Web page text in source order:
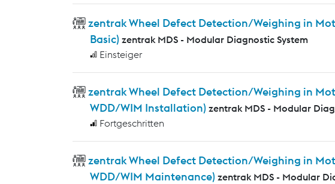
zentrak Wheel Defect Detection/Weighing in
Basic) zentrak MDS - Modular Diagnostic System
Einsteiger
zentrak Wheel Defect Detection/Weighing in
WDD/WIM Installation) zentrak MDS - Modular
Fortgeschritten
zentrak Wheel Defect Detection/Weighing in
WDD/WIM Maintenance) zentrak MDS - Modular